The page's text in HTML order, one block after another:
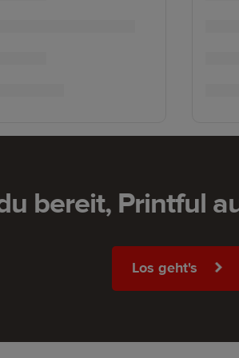
bereit, Printful
Los geht's